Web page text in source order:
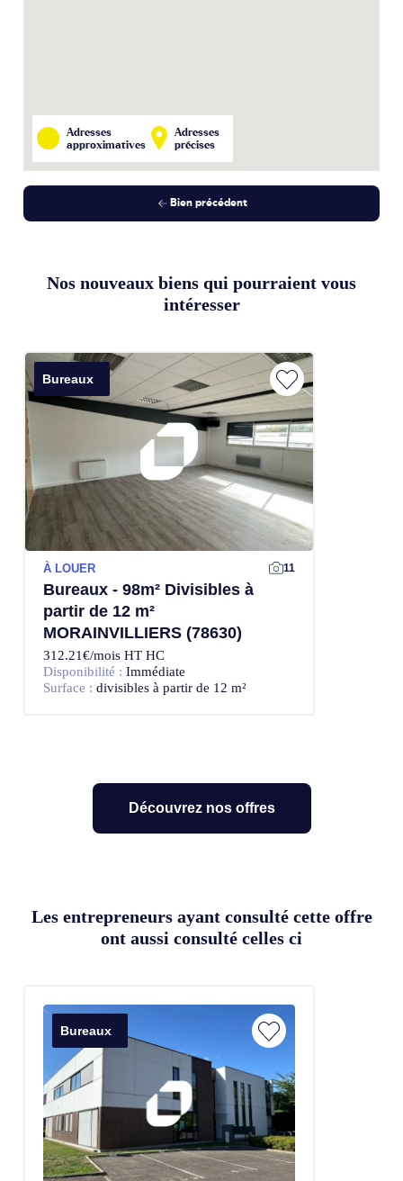
Adresses
approximatives
Adresses
précises
Bien précédent
Nos nouveaux biens qui pourraient vous
intéresser
Bureaux
À LOUER 11
Bureaux - 98m² Divisibles à
partir de 12 m²
MORAINVILLIERS (78630)
312.21€/mois HT HC
Disponibilité : Immédiate
Surface : divisibles à partir de 12 m²
Découvrez nos offres
Les entrepreneurs ayant consulté cette offre
ont aussi consulté celles ci
Bureaux